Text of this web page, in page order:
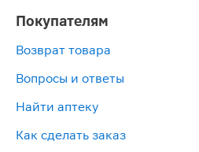
Покупателям
Возврат товара
Вопросы и ответы
Найти аптеку
Как сделать заказ